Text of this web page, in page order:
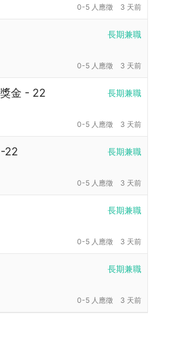
0-5 人應徵 3 天前
長期兼職
0-5 人應徵 3 天前
長期兼職
金 - 22
0-5 人應徵 3 天前
長期兼職
22
0-5 人應徵 3 天前
長期兼職
0-5 人應徵 3 天前
長期兼職
0-5 人應徵 3 天前